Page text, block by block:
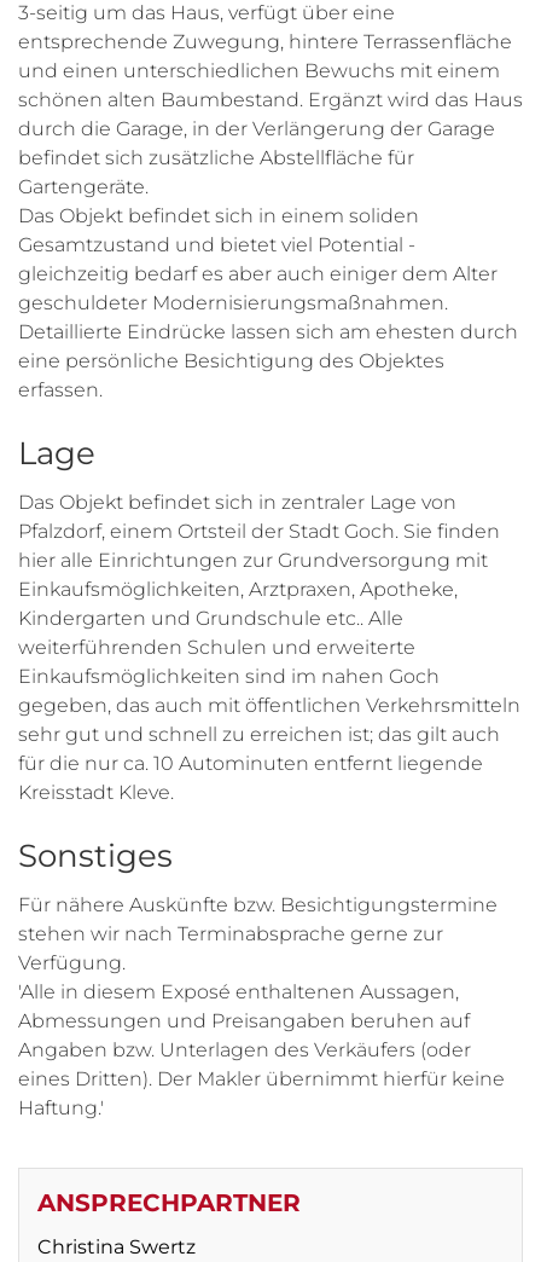
3-seitig um das Haus, verfügt über eine
entsprechende Zuwegung, hintere Terrassenfläche
und einen unterschiedlichen Bewuchs mit einem
schönen alten Baumbestand. Ergänzt wird das Haus
durch die Garage, in der Verlängerung der Garage
befindet sich zusätzliche Abstellfläche für
Gartengeräte.
Das Objekt befindet sich in einem soliden
Gesamtzustand und bietet viel Potential -
gleichzeitig bedarf es aber auch einiger dem Alter
geschuldeter Modernisierungsmaßnahmen.
Detaillierte Eindrücke lassen sich am ehesten durch
eine persönliche Besichtigung des Objektes
erfassen.
Lage
Das Objekt befindet sich in zentraler Lage von
Pfalzdorf, einem Ortsteil der Stadt Goch. Sie finden
hier alle Einrichtungen zur Grundversorgung mit
Einkaufsmöglichkeiten, Arztpraxen, Apotheke,
Kindergarten und Grundschule etc.. Alle
weiterführenden Schulen und erweiterte
Einkaufsmöglichkeiten sind im nahen Goch
gegeben, das auch mit öffentlichen Verkehrsmitteln
sehr gut und schnell zu erreichen ist; das gilt auch
für die nur ca. 10 Autominuten entfernt liegende
Kreisstadt Kleve.
Sonstiges
Für nähere Auskünfte bzw. Besichtigungstermine
stehen wir nach Terminabsprache gerne zur
Verfügung.
'Alle in diesem Exposé enthaltenen Aussagen,
Abmessungen und Preisangaben beruhen auf
Angaben bzw. Unterlagen des Verkäufers (oder
eines Dritten). Der Makler übernimmt hierfür keine
Haftung.'
ANSPRECHPARTNER
Christina Swertz